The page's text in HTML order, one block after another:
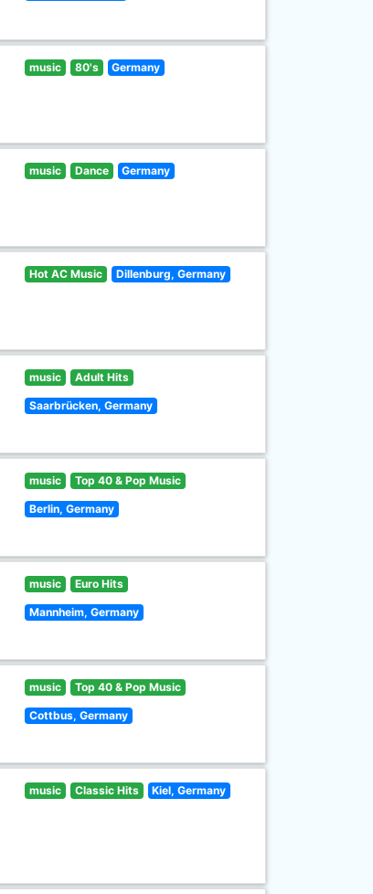
music 80's Germany
music Dance Germany
Hot AC Music Dillenburg, Germany
music Adult Hits
Saarbrücken, Germany
music Top 40 & Pop Music
Berlin, Germany
music Euro Hits
Mannheim, Germany
music Top 40 & Pop Music
Cottbus, Germany
music Classic Hits Kiel, Germany